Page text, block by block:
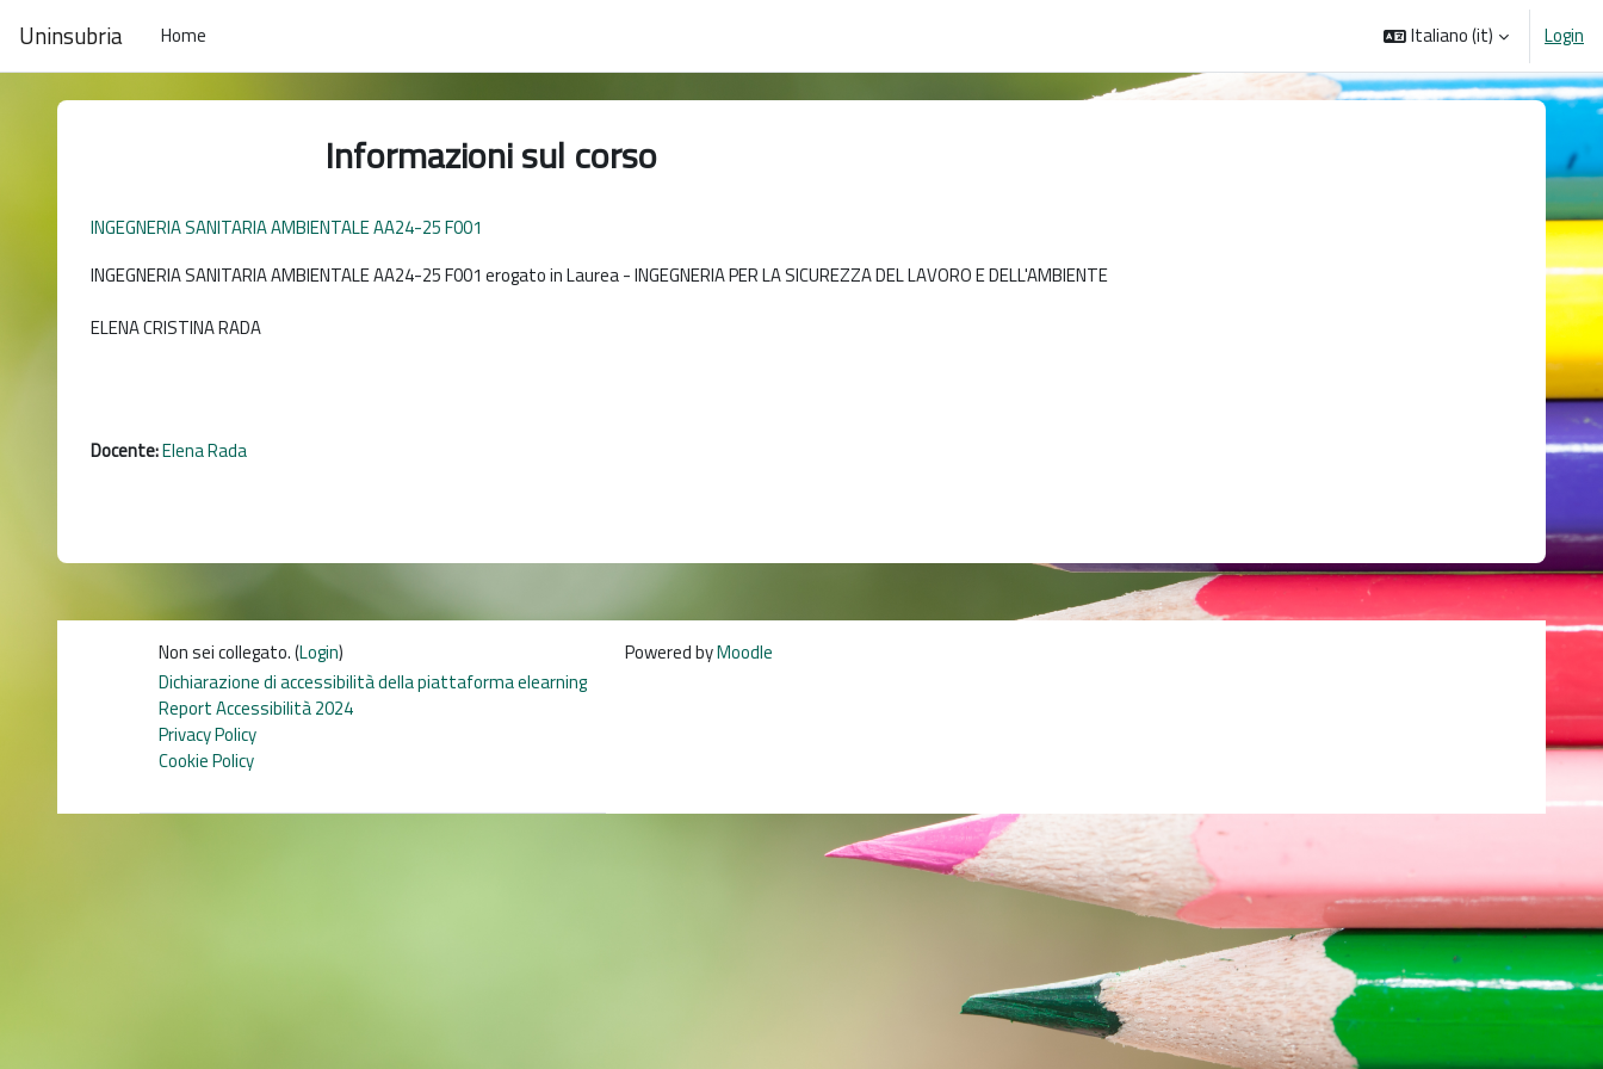
Uninsubria Home Italiano ‎(it)‎ Login
Informazioni sul corso
INGEGNERIA SANITARIA AMBIENTALE AA24-25 F001
INGEGNERIA SANITARIA AMBIENTALE AA24-25 F001 erogato in Laurea - INGEGNERIA PER LA SICUREZZA DEL LAVORO E DELL'AMBIENTE
ELENA CRISTINA RADA
Docente:Elena Rada
Non sei collegato. (Login)
Dichiarazione di accessibilità della piattaforma elearning
Report Accessibilità 2024
Privacy Policy
Cookie Policy
Powered byMoodle